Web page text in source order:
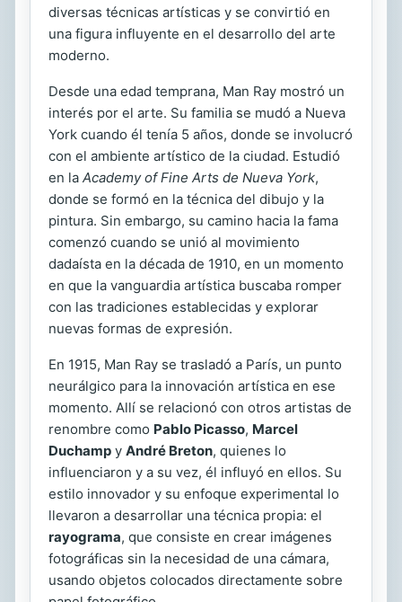
diversas técnicas artísticas y se convirtió en
una figura influyente en el desarrollo del arte
moderno.
Desde una edad temprana, Man Ray mostró un
interés por el arte. Su familia se mudó a Nueva
York cuando él tenía 5 años, donde se involucró
con el ambiente artístico de la ciudad. Estudió
en la Academy of Fine Arts de Nueva York,
donde se formó en la técnica del dibujo y la
pintura. Sin embargo, su camino hacia la fama
comenzó cuando se unió al movimiento
dadaísta en la década de 1910, en un momento
en que la vanguardia artística buscaba romper
con las tradiciones establecidas y explorar
nuevas formas de expresión.
En 1915, Man Ray se trasladó a París, un punto
neurálgico para la innovación artística en ese
momento. Allí se relacionó con otros artistas de
renombre como Pablo Picasso, Marcel
Duchamp y André Breton, quienes lo
influenciaron y a su vez, él influyó en ellos. Su
estilo innovador y su enfoque experimental lo
llevaron a desarrollar una técnica propia: el
rayograma, que consiste en crear imágenes
fotográficas sin la necesidad de una cámara,
usando objetos colocados directamente sobre